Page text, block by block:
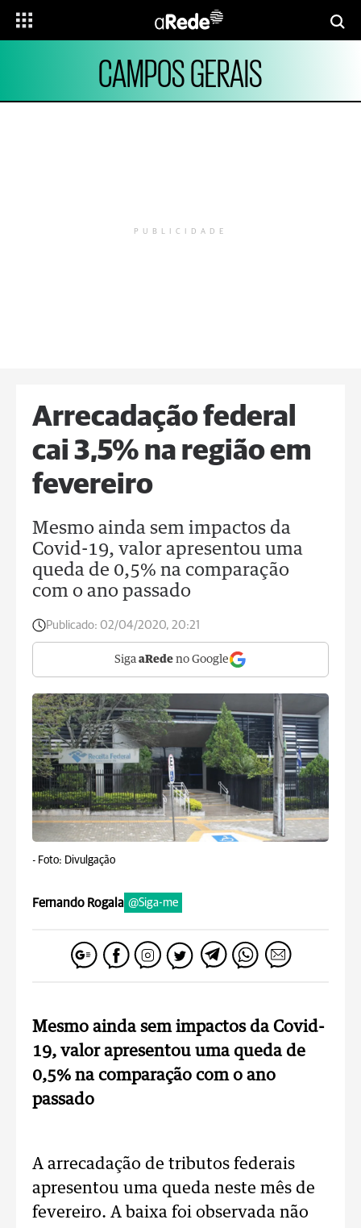
CAMPOS GERAIS
PUBLICIDADE
Arrecadação federal
cai 3,5% na região em
fevereiro
Mesmo ainda sem impactos da
Covid-19, valor apresentou uma
queda de 0,5% na comparação
com o ano passado
Publicado: 02/04/2020, 20:21
Siga aRede no Google
- Foto: Divulgação
Fernando Rogala @Siga-me
Mesmo ainda sem impactos da Covid-
19, valor apresentou uma queda de
0,5% na comparação com o ano
passado
A arrecadação de tributos federais
apresentou uma queda neste mês de
fevereiro. A baixa foi observada não